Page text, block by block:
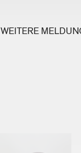
WEITERE